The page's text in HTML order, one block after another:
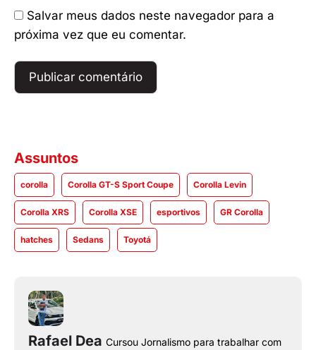
Salvar meus dados neste navegador para a
próxima vez que eu comentar.
Assuntos
corolla Corolla GT-S Sport Coupe Corolla Levin
Corolla XRS Corolla XSE esportivos GR Corolla
hatches Sedans Toyotá
Rafael Dea Cursou Jornalismo para trabalhar com